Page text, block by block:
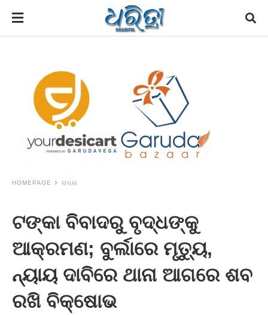
HOMEPAGE ରାଜ୍ୟ
ଟଙ୍କା ବିବାଦରୁ ବୃଦ୍ଧଙ୍କୁ
ଆକ୍ରମଣ; ବୁର୍ଲାରେ ମୃତ୍ୟୁ,
ନ୍ୟାୟ ଦାବିରେ ଥାନା ଆଗରେ ଶବ
ରଖି ବିକ୍ଷୋଭ